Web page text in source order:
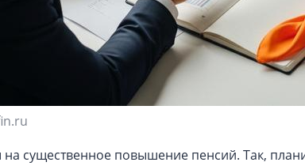
существенное повышение пенсий. Так,